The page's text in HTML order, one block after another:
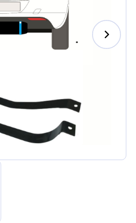
Magyar
Lietuvių
Latvian
Slovenčina